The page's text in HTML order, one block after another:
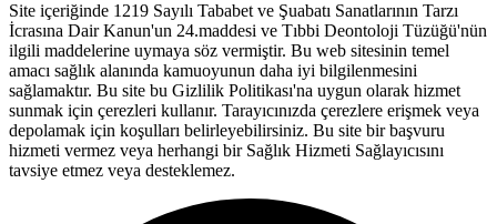
Site içeriğinde 1219 Sayılı Tababet ve Şuabatı Sanatlarının Tarzı
İcrasına Dair Kanun'un 24.maddesi ve Tıbbi Deontoloji Tüzüğü'nün
ilgili maddelerine uymaya söz vermiştir. Bu web sitesinin temel
amacı sağlık alanında kamuoyunun daha iyi bilgilenmesini
sağlamaktır. Bu site bu Gizlilik Politikası'na uygun olarak hizmet
sunmak için çerezleri kullanır. Tarayıcınızda çerezlere erişmek veya
depolamak için koşulları belirleyebilirsiniz. Bu site bir başvuru
hizmeti vermez veya herhangi bir Sağlık Hizmeti Sağlayıcısını
tavsiye etmez veya desteklemez.